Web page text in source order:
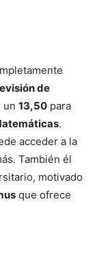
de
un 13,50 para
.
acceder a la
También él
motivado
que ofrece